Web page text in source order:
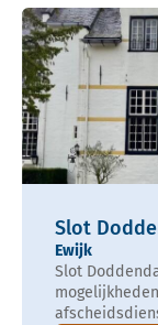
Slot
Ewijk
Slot